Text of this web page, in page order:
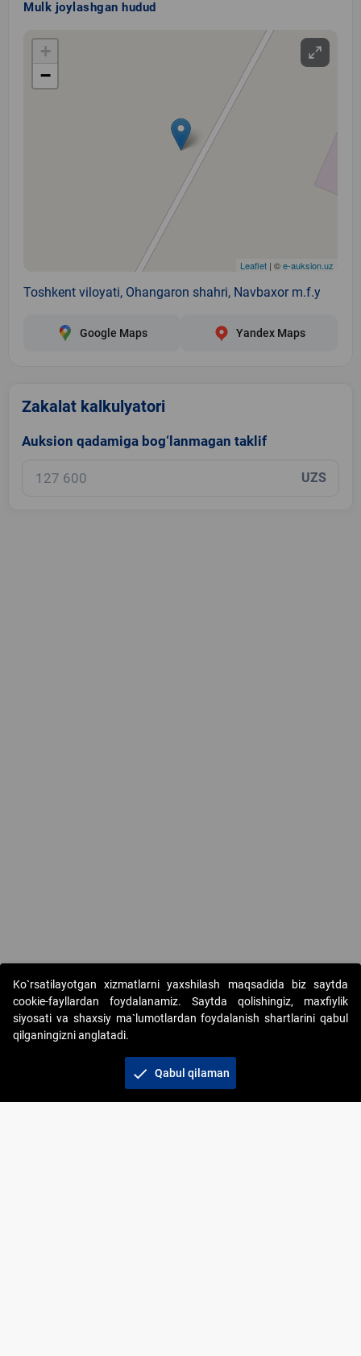
Mulk joylashgan hudud
+
−
Leaflet | ©e-auksion.uz
Toshkent viloyati, Ohangaron shahri, Navbaxor m.f.y
Google Maps Yandex Maps
Zakalat kalkulyatori
Auksion qadamiga bog‘lanmagan taklif
UZS
Copyright © 2017-2026. "Elektron onlayn-auksionlarni
tashkil etish" AJ. Barcha huquqlar himoyalangan
Ko`rsatilayotgan xizmatlarni yaxshilash maqsadida biz saytda
cookie-fayllardan foydalanamiz. Saytda qolishingiz, maxfiylik
siyosati va shaxsiy ma`lumotlardan foydalanish shartlarini qabul
qilganingizni anglatadi.
check Qabul qilaman